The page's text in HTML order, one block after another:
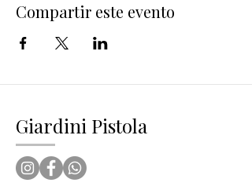
Compartir este evento
Giardini Pistola